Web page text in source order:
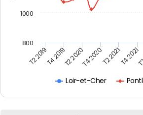
Loir-et-Cher
T2 2019T4 2019T2 2020T4 2020T2 2021T4 2021
800
1000